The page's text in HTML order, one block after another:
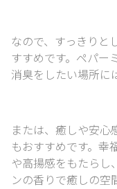
なので、すっきりと
すすめです。 ペパー
消臭をしたい場所に
または、癒しや安心
もおすすめです。 幸
や高揚感をもたらし、
ンの香りで癒しの空